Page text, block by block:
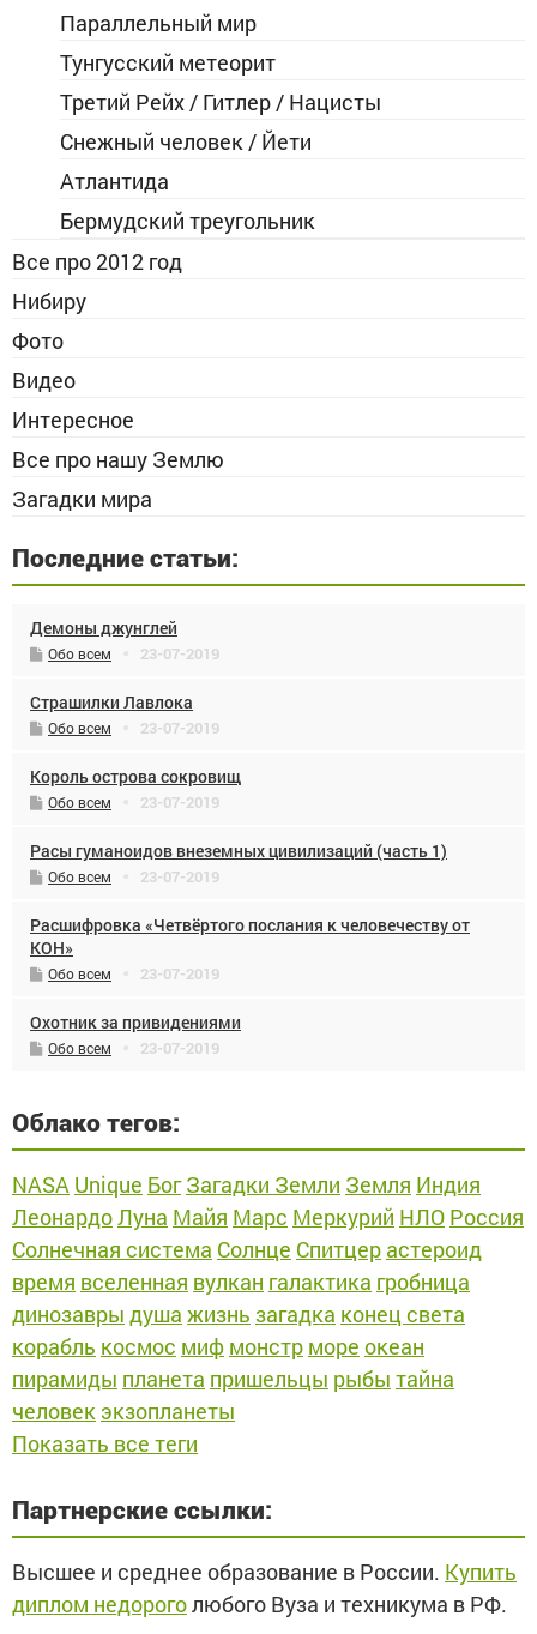
Параллельный мир
Тунгусский метеорит
Третий Рейх / Гитлер / Нацисты
Снежный человек / Йети
Атлантида
Бермудский треугольник
Все про 2012 год
Нибиру
Фото
Видео
Интересное
Все про нашу Землю
Загадки мира
Последние статьи:
Демоны джунглей
Обо всем 23-07-2019
Страшилки Лавлока
Обо всем 23-07-2019
Король острова сокровищ
Обо всем 23-07-2019
Расы гуманоидов внеземных цивилизаций (часть 1)
Обо всем 23-07-2019
Расшифровка «Четвёртого послания к человечеству от
КОН»
Обо всем 23-07-2019
Охотник за привидениями
Обо всем 23-07-2019
Облако тегов:
NASA Unique Бог Загадки Земли Земля Индия
ЛеонардоЛуна Майя Марс Меркурий НЛО Россия
Солнечная система Солнце Спитцер астероид
время вселенная вулкан галактика гробница
динозавры душа жизнь загадка конец света
корабль космос миф монстр море океан
пирамиды планета пришельцы рыбы тайна
человек экзопланеты
Показать все теги
Партнерские ссылки:
Высшее и среднее образование в России. Купить
диплом недороголюбого Вуза и техникума в РФ.